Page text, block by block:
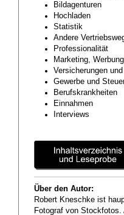
Bildagenturen
Hochladen
Statistik
Andere
Professionalität
Marketing,
Versicherungen
Gewerbe und
Berufskrankheiten
Einnahmen
Interviews
Über den Autor:
Robert Kneschke ist
Fotograf von